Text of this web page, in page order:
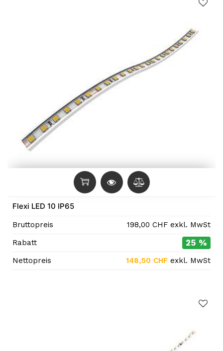
Flexi LED 10 IP65
Bruttopreis 198,00 CHF exkl. MwSt
Rabatt
25 %
Nettopreis 148,50 CHF exkl. MwSt